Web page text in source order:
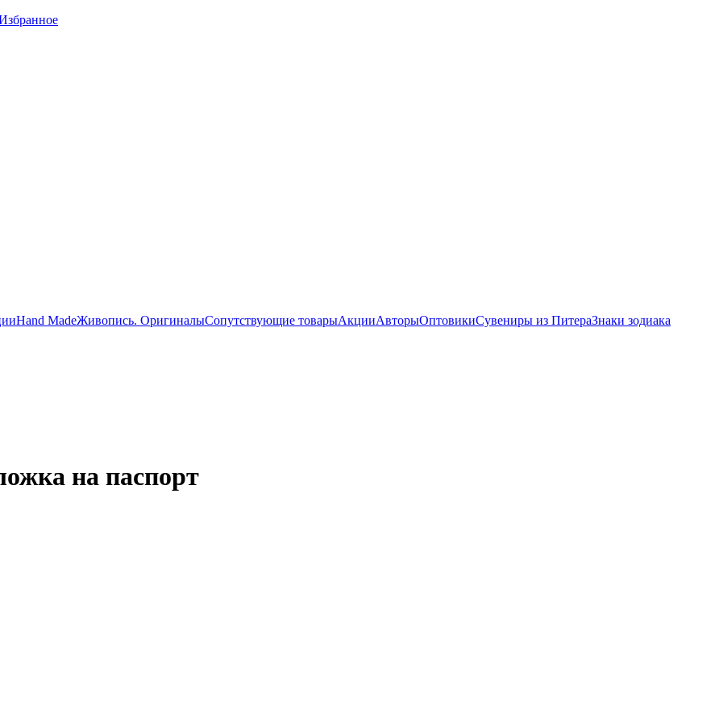
Hand MadeЖивопись. ОригиналыСопутствующие товарыАкцииАвторыОптовикиСувениры из ПитераЗнаки зодиака
на паспорт